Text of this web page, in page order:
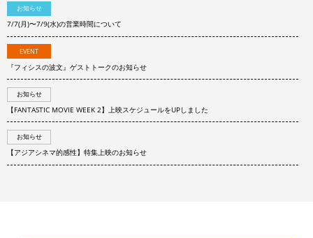
お知らせ
7/7(月)〜7/9(水)の営業時間について
EVENT
『フィシスの波文』ゲストトークのお知らせ
お知らせ
【FANTASTIC MOVIE WEEK 2】上映スケジュールをUPしました
お知らせ
【アジアシネマ的感性】特集上映のお知らせ